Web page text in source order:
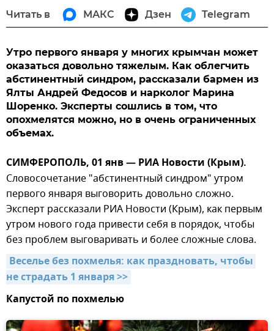
Читать в МАКС Дзен Telegram
Утро первого января у многих крымчан может
оказаться довольно тяжелым. Как облегчить
абстинентный синдром, рассказали бармен из
Ялты Андрей Федосов и нарколог Марина
Шоренко. Эксперты сошлись в том, что
опохмелятся можно, но в очень ограниченных
объемах.
СИМФЕРОПОЛЬ, 01 янв — РИА Новости (Крым).
Словосочетание "абстинентный синдром" утром
первого января выговорить довольно сложно.
Эксперт рассказали РИА Новости (Крым), как первым
утром нового года привести себя в порядок, чтобы
без проблем выговаривать и более сложные слова.
Веселье без похмелья: как праздновать, чтобы
не страдать 1 января >>
Капустой по похмелью